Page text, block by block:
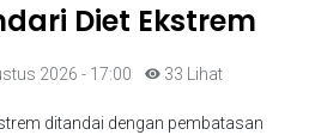
Diet Ekstrem
2026 - 17:00 33 Lihat
ditandai dengan pembatasan